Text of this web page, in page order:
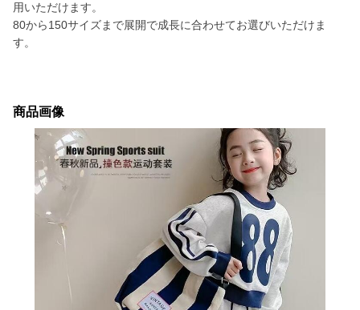
用いただけます。
80から150サイズまで展開で成長に合わせてお選びいただけま
す。
商品画像